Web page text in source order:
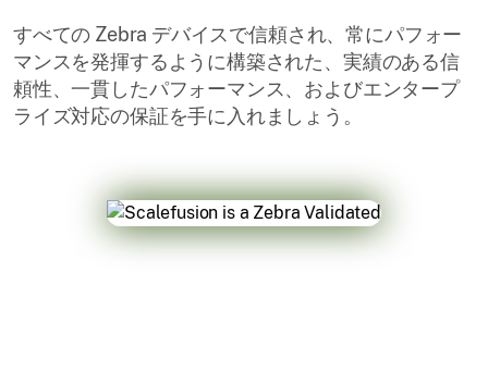
すべての Zebra デバイスで信頼され、常にパフォー
マンスを発揮するように構築された、実績のある信
頼性、一貫したパフォーマンス、およびエンタープ
ライズ対応の保証を手に入れましょう。